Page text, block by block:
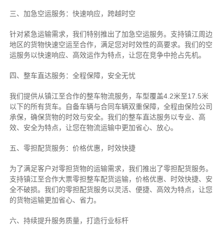
三、加急空运服务：快速响应，跨越时空
针对紧急运输需求，我们特别推出了加急空运服务。支持镇江周边
地区的货物快速空运至合作，满足您对时效性的高要求。我们的空
运服务以快速响应、高效运作为特点，让您在竞争中抢占先机。
四、整车直达服务：全程保障，安全无忧
我们提供从镇江至合作的整车物流服务，车型覆盖4.2米至17.5米
以下的所有货车。自备车辆与合同车辆双重保障，全程由保险公司
承保，确保货物的时效与安全。我们的整车直达服务以专业、高
效、安全为特点，让您在物流运输中更加省心、放心。
五、零担配货服务：价格优惠，时效快捷
为了满足客户对零担货物的运输需求，我们推出了零担配货服务。
支持镇江至合作大票零担整车配货运输，价格优惠、时效快捷、安
全不破损。我们的零担配货服务以灵活、便捷、高效为特点，让您
的货物运输更加省心、省力。
六、持续提升服务质量，打造行业标杆